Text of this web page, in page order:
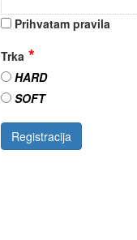
Prihvatam pravila
Trka
HARD
SOFT
Registracija